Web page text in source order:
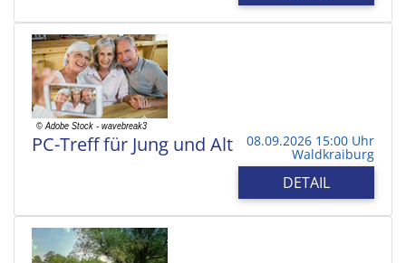
PC-Treff für Jung und Alt 08.09.2026 15:00 Uhr
Waldkraiburg
DETAIL